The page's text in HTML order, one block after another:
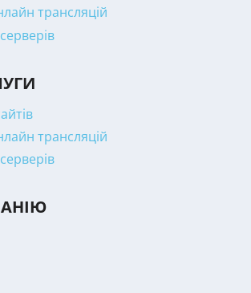
трансляцій
трансляцій